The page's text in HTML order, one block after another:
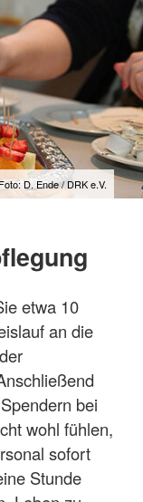
D. Ende / DRK e.V.
etwa 10
an die
bei
wohl fühlen,
sofort
Stunde